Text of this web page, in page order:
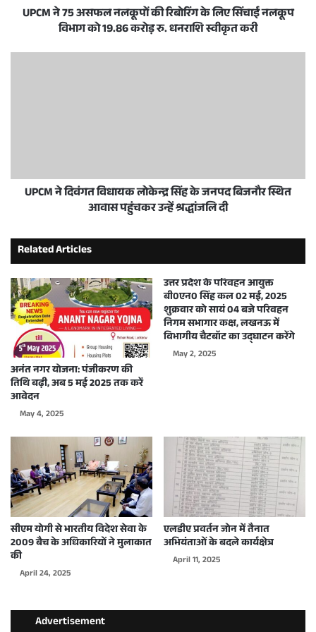
UPCM ने 75 असफल नलकूपों की रिबोरिंग के लिए सिंचाई नलकूप
विभाग को 19.86 करोड़ रु. धनराशि स्वीकृत करी
UPCM ने दिवंगत विधायक लोकेन्द्र सिंह के जनपद बिजनौर स्थित
आवास पहुंचकर उन्हें श्रद्धांजलि दी
Related Articles
अनंत नगर योजना: पंजीकरण की
तिथि बढ़ी, अब 5 मई 2025 तक करें
आवेदन
May 4, 2025
उत्तर प्रदेश के परिवहन आयुक्त
बी0एन0 सिंह कल 02 मई, 2025
शुक्रवार को सायं 04 बजे परिवहन
निगम सभागार कक्ष, लखनऊ में
विभागीय चैटबॉट का उद्घाटन करेंगे
May 2, 2025
सीएम योगी से भारतीय विदेश सेवा के
2009 बैच के अधिकारियों ने मुलाकात
की
April 24, 2025
एलडीए प्रवर्तन जोन में तैनात
अभियंताओं के बदले कार्यक्षेत्र
April 11, 2025
Advertisement